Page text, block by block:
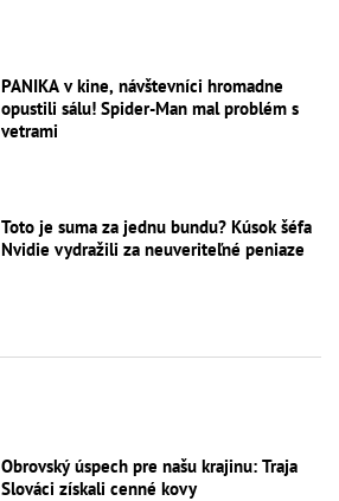
PANIKA v kine, návštevníci hromadne
opustili sálu! Spider-Man mal problém s
vetrami
Toto je suma za jednu bundu? Kúsok šéfa
Nvidie vydražili za neuveriteľné peniaze
Obrovský úspech pre našu krajinu: Traja
Slováci získali cenné kovy